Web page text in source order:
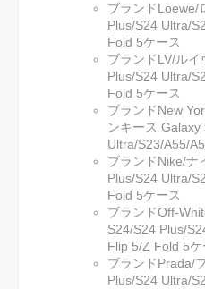
ブランドLoewe/
Plus/S24 Ultra/
Fold 5ケース
ブランドLV/ル
Plus/S24 Ultra/
Fold 5ケース
ブランドNew
ンキース
Ultra/S23/A55/
ブランドNike/ナ
Plus/S24 Ultra/
Fold 5ケース
ブランドOff-
S24/S24 Plus/
Flip 5/Z Fold 5ケ
ブランドPrada/
Plus/S24 Ultra/